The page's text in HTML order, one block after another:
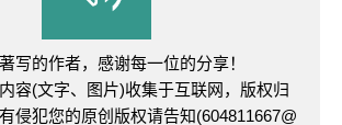
写的作者，感谢每一位的分享！
容(文字、图片)收集于互联网，版权归
侵犯您的原创版权请告知(604811667@